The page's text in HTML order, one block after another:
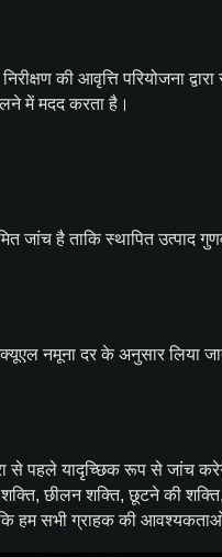
की आवृत्ति परियोजना
में मदद करता है।
जांच है ताकि स्थापित उत्पाद
नमूना दर के अनुसार लिया
से पहले यादृच्छिक रूप से
छीलन शक्ति, छूटने की
हम सभी ग्राहक की